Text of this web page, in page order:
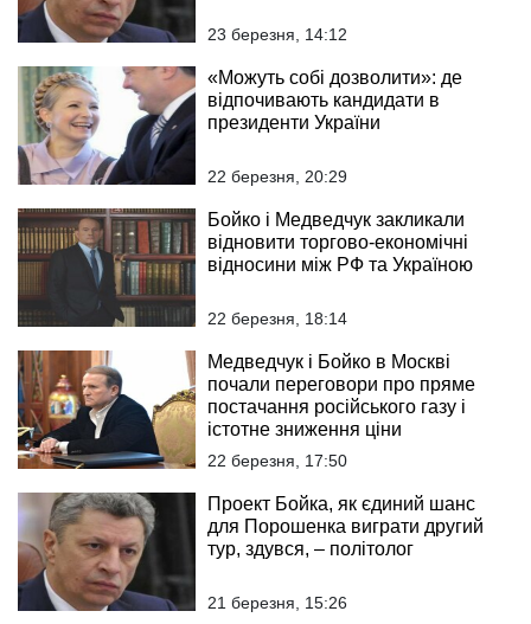
23 березня, 14:12
«Можуть собі дозволити»: де
відпочивають кандидати в
президенти України
22 березня, 20:29
Бойко і Медведчук закликали
відновити торгово-економічні
відносини між РФ та Україною
22 березня, 18:14
Медведчук і Бойко в Москві
почали переговори про пряме
постачання російського газу і
істотне зниження ціни
22 березня, 17:50
Проект Бойка, як єдиний шанс
для Порошенка виграти другий
тур, здувся, – політолог
21 березня, 15:26